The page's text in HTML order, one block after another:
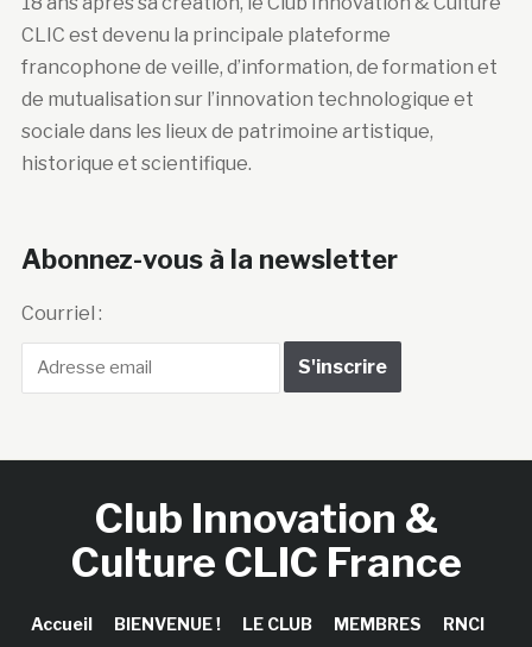
CLIC est devenu la principale plateforme
francophone de veille, d’information, de formation et
de mutualisation sur l’innovation technologique et
sociale dans les lieux de patrimoine artistique,
historique et scientifique.
Abonnez-vous à la newsletter
Courriel :
Club Innovation &
Culture CLIC France
Accueil BIENVENUE ! LE CLUB MEMBRES
RNCI